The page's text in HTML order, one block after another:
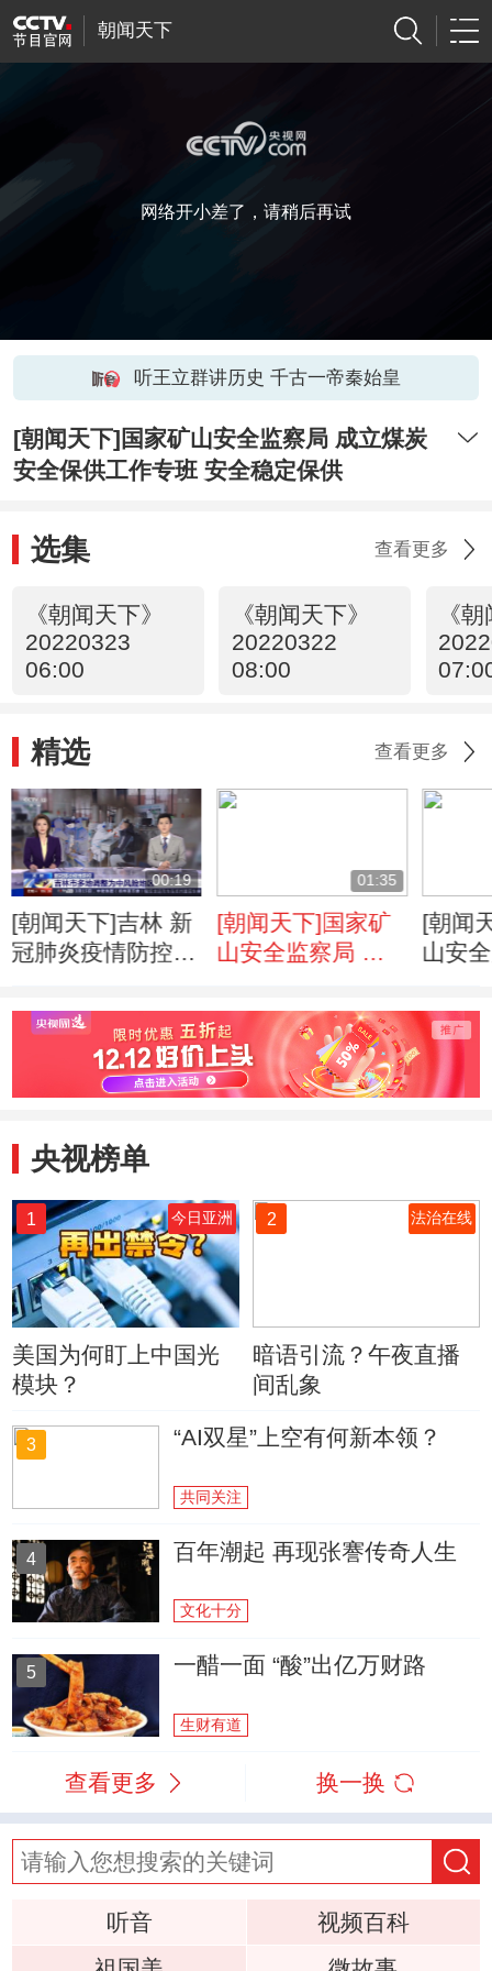
朝闻天下
网络开小差了，请稍后再试
听王立群讲历史 千古一帝秦始皇
[朝闻天下]国家矿山安全监察局 成立煤炭
安全保供工作专班 安全稳定保供
选集 查看更多
《朝闻天下》
20220323
06:00
《朝闻天下》
20220322
08:00
《
精选 查看更多
00:19
[朝闻天下]吉林 新
冠肺炎疫情防控
中风险地区
01:35
[朝闻天下]国家矿
山安全监察局 成
作专班 安全稳定
保供
[朝闻
山安
作专
保供
央视榜单
1 今日亚洲
美国为何盯上中国光
模块？
2 法治在线
暗语引流？午夜直播
间乱象
3 “AI双星”上空有何新本领？
共同关注
4 百年潮起 再现张謇传奇人生
文化十分
5 一醋一面 “酸”出亿万财路
生财有道
查看更多 换一换
听音
视频百科